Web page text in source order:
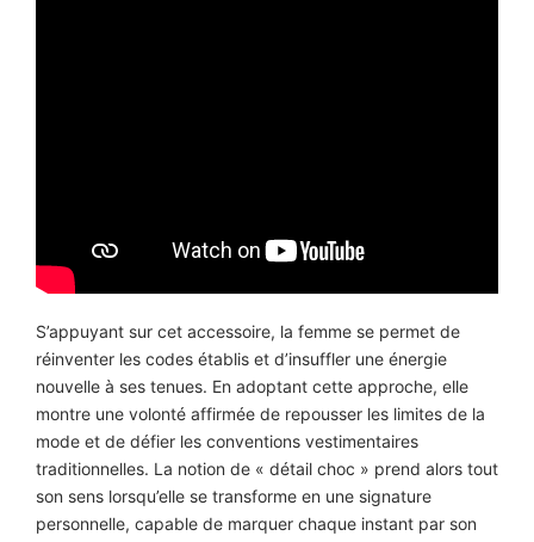
S’appuyant sur cet accessoire, la femme se permet de
réinventer les codes établis et d’insuffler une énergie
nouvelle à ses tenues. En adoptant cette approche, elle
montre une volonté affirmée de repousser les limites de la
mode et de défier les conventions vestimentaires
traditionnelles. La notion de « détail choc » prend alors tout
son sens lorsqu’elle se transforme en une signature
personnelle, capable de marquer chaque instant par son